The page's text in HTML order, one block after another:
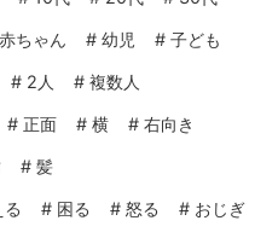
赤ちゃん # 幼児 # 子ども
# 2人 # 複数人
# 正面 # 横 # 右向き
# 髪
# 困る # 怒る # おじぎ